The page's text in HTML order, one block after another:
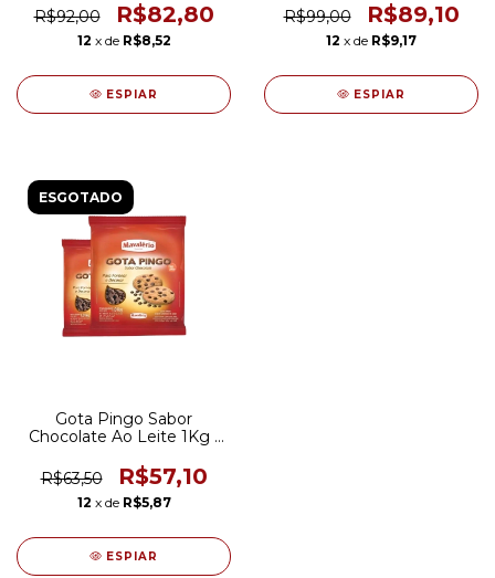
R$92,00
R$82,80
12 x de R$8,52
ESPIAR
R$99,00
R$89,10
12 x de R$9,17
ESPIAR
ESGOTADO
Gota Pingo Sabor
Chocolate Ao Leite 1Kg -
R$63,50
R$57,10
12 x de R$5,87
ESPIAR